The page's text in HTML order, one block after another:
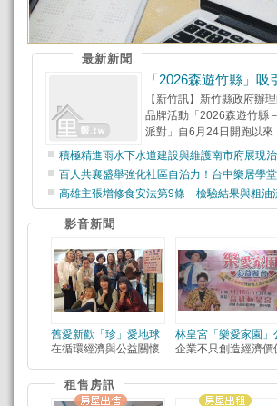
最新新聞
「2026森遊竹縣」吸
【新竹訊】新竹縣政府辦
品牌活動「2026森遊竹縣
派對」自6月24日開跑以來
積極精進雨水下水道建設與維護南市府展現
百人共襄盛舉強化社區自治力！台中樂居學
高雄主張增修食安法第9條 檢驗結果與粗油
影音新聞
舊愛新歡「珍」愛地球
在循環經濟與公益關懷
林皇宮「樂愛家園」
企業不只創造經濟價
租售房訊